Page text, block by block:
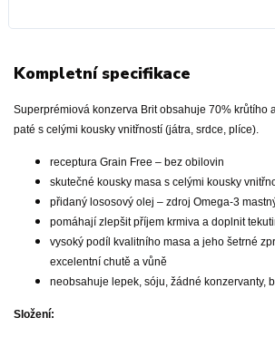
Kompletní specifikace
Superprémiová konzerva Brit obsahuje 70% krůtího
paté s celými kousky vnitřností (játra, srdce, plíce).
receptura Grain Free – bez obilovin
skutečné kousky masa s celými kousky
přidaný lososový olej – zdroj Omega-3
pomáhají zlepšit příjem krmiva a doplnit
vysoký podíl kvalitního masa a jeho šetrné
excelentní chutě a vůně
neobsahuje lepek, sóju, žádné konzervanty,
Složení: